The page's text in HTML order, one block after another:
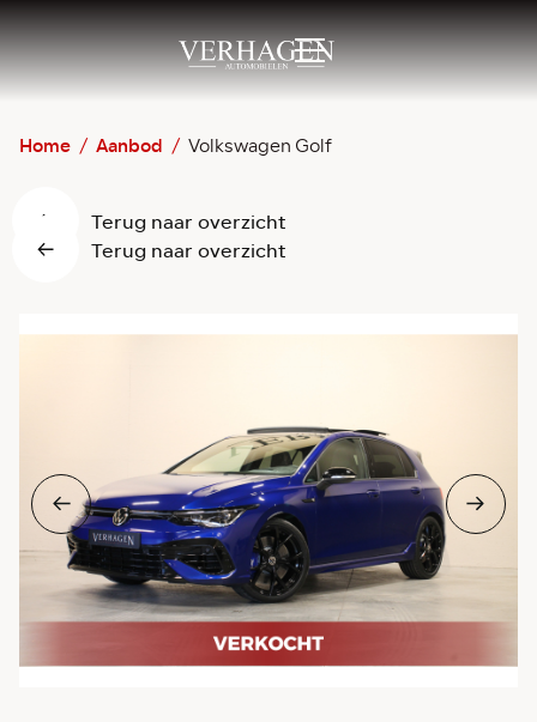
Home / Aanbod / Volkswagen Golf
Terug naar overzicht
Terug naar overzicht